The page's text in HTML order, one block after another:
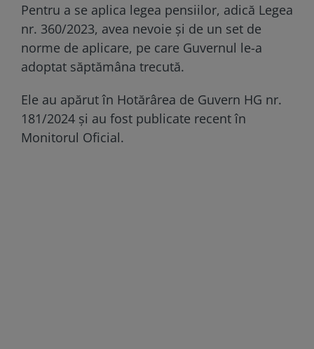
Pentru a se aplica legea pensiilor, adică Legea
nr. 360/2023, avea nevoie și de un set de
norme de aplicare, pe care Guvernul le-a
adoptat săptămâna trecută.
Ele au apărut în Hotărârea de Guvern HG nr.
181/2024 şi au fost publicate recent în
Monitorul Oficial.